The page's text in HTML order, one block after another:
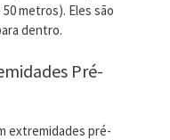
metros). Eles são
dentro.
Pré-
extremidades pré-